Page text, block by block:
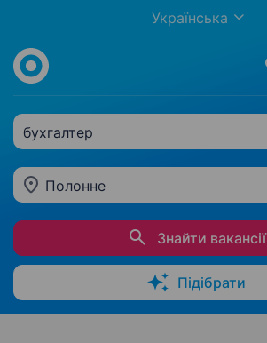
Українська
бухгалтер
Полонне
Знайти вакансії
Підібрати